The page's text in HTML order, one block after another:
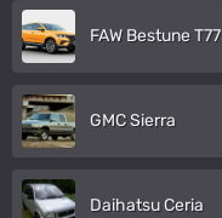
FAW Bestune T77
GMC Sierra
Daihatsu Ceria